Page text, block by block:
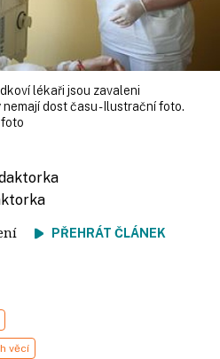
lékaři jsou zavaleni
dost času - Ilustrační foto.
PŘEHRÁT ČLÁNEK
věcí